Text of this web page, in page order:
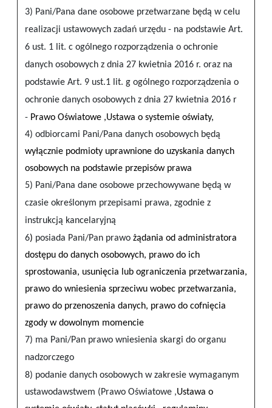
3) Pani/Pana dane osobowe przetwarzane będą w celu
realizacji ustawowych zadań urzędu - na podstawie Art.
6 ust. 1 lit. c ogólnego rozporządzenia o ochronie
danych osobowych z dnia 27 kwietnia 2016 r. oraz na
podstawie Art. 9 ust.1 lit. g ogólnego rozporządzenia o
ochronie danych osobowych z dnia 27 kwietnia 2016 r
- Prawo Oświatowe ,Ustawa o systemie oświaty,
4) odbiorcami Pani/Pana danych osobowych będą
wyłącznie podmioty uprawnione do uzyskania danych
osobowych na podstawie przepisów prawa
5) Pani/Pana dane osobowe przechowywane będą w
czasie określonym przepisami prawa, zgodnie z
instrukcją kancelaryjną
6) posiada Pani/Pan prawo żądania od administratora
dostępu do danych osobowych, prawo do ich
sprostowania, usunięcia lub ograniczenia przetwarzania,
prawo do wniesienia sprzeciwu wobec przetwarzania,
prawo do przenoszenia danych, prawo do cofnięcia
zgody w dowolnym momencie
7) ma Pani/Pan prawo wniesienia skargi do organu
nadzorczego
8) podanie danych osobowych w zakresie wymaganym
ustawodawstwem (Prawo Oświatowe ,Ustawa o